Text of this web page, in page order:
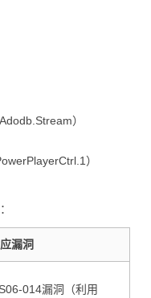
）
）
漏洞
014漏洞（利用